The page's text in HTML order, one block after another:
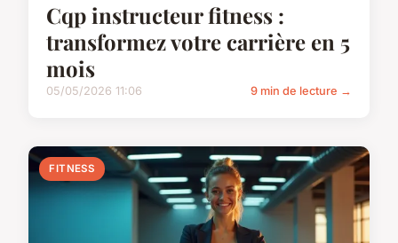
Cqp instructeur fitness :
transformez votre carrière en 5
mois
05/05/2026 11:06 9 min de lecture →
FITNESS